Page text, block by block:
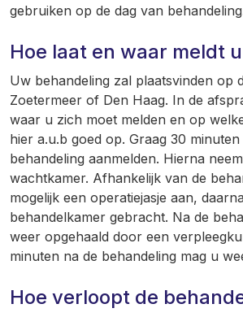
gebruiken op de dag van
Hoe laat en waar meldt
Uw behandeling zal plaatsvinden op
Zoetermeer of Den Haag. In de
waar u zich moet melden en op
hier a.u.b goed op. Graag 30
behandeling aanmelden. Hierna
wachtkamer. Afhankelijk van de
mogelijk een operatiejasje aan,
behandelkamer gebracht. Na de
weer opgehaald door een
minuten na de behandeling mag u
Hoe verloopt de